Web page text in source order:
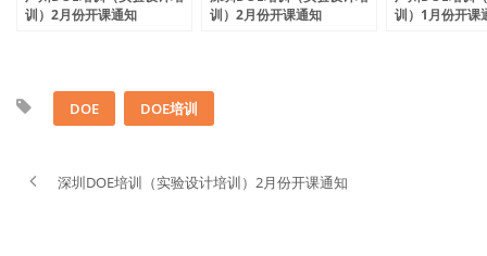
训）2月份开课通知
训）2月份开课通知
训）1月份开课
DOE DOE培训
深圳DOE培训（实验设计培训）2月份开课通知